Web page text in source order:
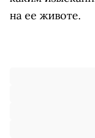
на ее животе.